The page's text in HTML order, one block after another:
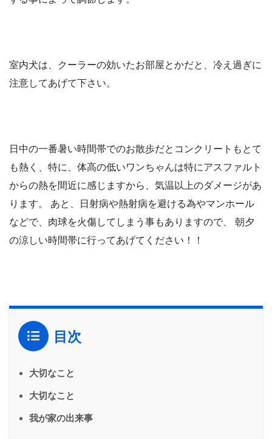
室内犬は、クーラーの効いたお部屋とかだと、冷え過ぎに
注意してあげて下さい。
日中の一番暑い時間帯でのお散歩だとコンクリートもとて
も熱く、特に、体高の低いワンちゃんは特にアスファルト
からの熱を間近に感じますから、気温以上のダメージがあ
ります。 あと、日射病や熱射病を避ける為やマンホール
などで、肉球を火傷してしまう事もありますので、 朝夕
の涼しい時間帯に行ってあげてください！！
目次
大切なこと
大切なこと
我が家の出来事